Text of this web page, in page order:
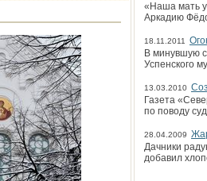
«Наша мать
Аркадию
18.11.2011
В минувшую
Успенского
13.03.2010
Газета
по поводу
28.04.2009
Дачники
добавил